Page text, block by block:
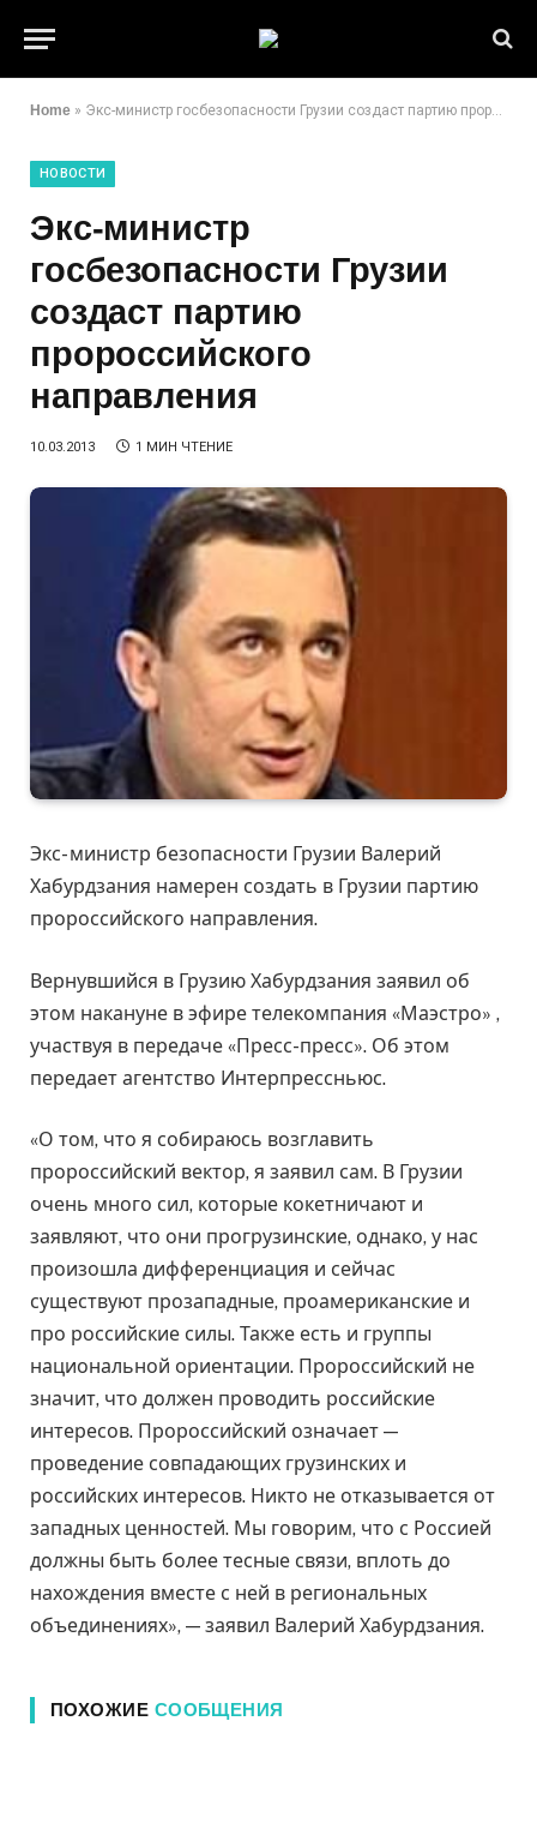
Home » Экс-министр госбезопасности Грузии создаст партию пророссийского направления
НОВОСТИ
Экс-министр
госбезопасности Грузии
создаст партию
пророссийского
направления
10.03.2013 1 МИН ЧТЕНИЕ
Экс- министр безопасности Грузии Валерий
Хабурдзания намерен создать в Грузии партию
пророссийского направления.
Вернувшийся в Грузию Хабурдзания заявил об
этом накануне в эфире телекомпания «Маэстро» ,
участвуя в передаче «Пресс-пресс». Об этом
передает агентство Интерпрессньюс.
«О том, что я собираюсь возглавить
пророссийский вектор, я заявил сам. В Грузии
очень много сил, которые кокетничают и
заявляют, что они прогрузинские, однако, у нас
произошла дифференциация и сейчас
существуют прозападные, проамериканские и
про российские силы. Также есть и группы
национальной ориентации. Пророссийский не
значит, что должен проводить российские
интересов. Пророссийский означает —
проведение совпадающих грузинских и
российских интересов. Никто не отказывается от
западных ценностей. Мы говорим, что с Россией
должны быть более тесные связи, вплоть до
нахождения вместе с ней в региональных
объединениях», — заявил Валерий Хабурдзания.
ПОХОЖИЕ СООБЩЕНИЯ